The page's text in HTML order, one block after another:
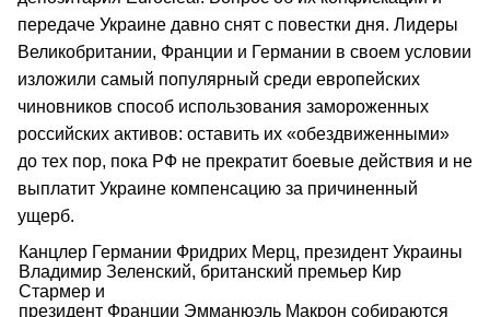
передаче Украине давно снят с повестки дня. Лидеры
Великобритании, Франции и Германии в своем условии
изложили самый популярный среди европейских
чиновников способ использования замороженных
российских активов: оставить их «обездвиженными»
до тех пор, пока РФ не прекратит боевые действия и не
выплатит Украине компенсацию за причиненный
ущерб.
Канцлер Германии Фридрих Мерц, президент Украины
Владимир Зеленский, британский премьер Кир
Стармер и
президент Франции Эмманюэль Макрон собираются